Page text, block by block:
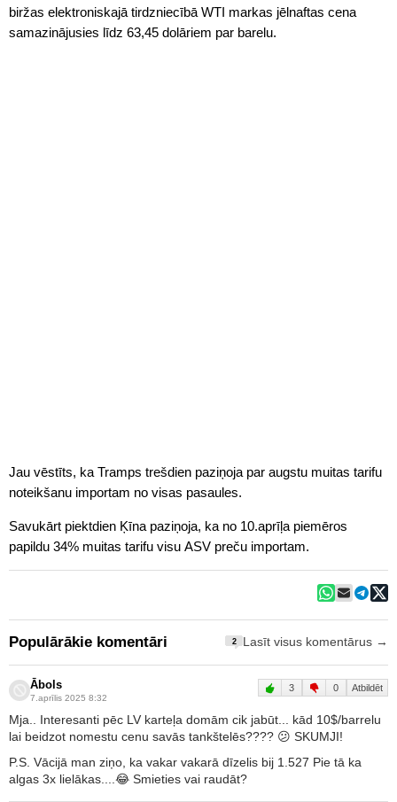
biržas elektroniskajā tirdzniecībā WTI markas jēlnaftas cena
samazinājusies līdz 63,45 dolāriem par barelu.
Jau vēstīts, ka Tramps trešdien paziņoja par augstu muitas tarifu
noteikšanu importam no visas pasaules.
Savukārt piektdien Ķīna paziņoja, ka no 10.aprīļa piemēros
papildu 34% muitas tarifu visu ASV preču importam.
Populārākie komentāri 2 Lasīt visus komentārus →
Ābols
7.aprīlis 2025 8:32
3 0 Atbildēt
Mja.. Interesanti pēc LV karteļa domām cik jabūt... kād 10$/barrelu
lai beidzot nomestu cenu savās tankštelēs???? 😕 SKUMJI!
P.S. Vācijā man ziņo, ka vakar vakarā dīzelis bij 1.527 Pie tā ka
algas 3x lielākas....😂 Smieties vai raudāt?